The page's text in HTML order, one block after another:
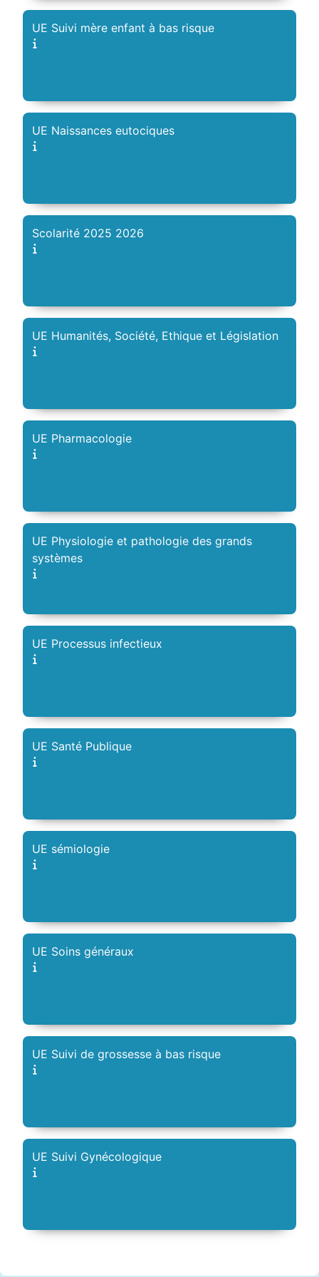
UE Suivi mère enfant à bas risque
UE Naissances eutociques
Scolarité 2025 2026
UE Humanités, Société, Ethique et Législation
UE Pharmacologie
UE Physiologie et pathologie des grands
systèmes
UE Processus infectieux
UE Santé Publique
UE sémiologie
UE Soins généraux
UE Suivi de grossesse à bas risque
UE Suivi Gynécologique